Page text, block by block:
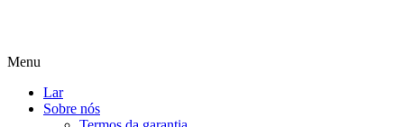
Menu
Lar
Sobre nós